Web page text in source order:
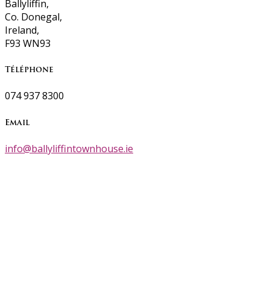
Ballyliffin,
Co. Donegal,
Ireland,
F93 WN93
Téléphone
074 937 8300
Email
info@ballyliffintownhouse.ie